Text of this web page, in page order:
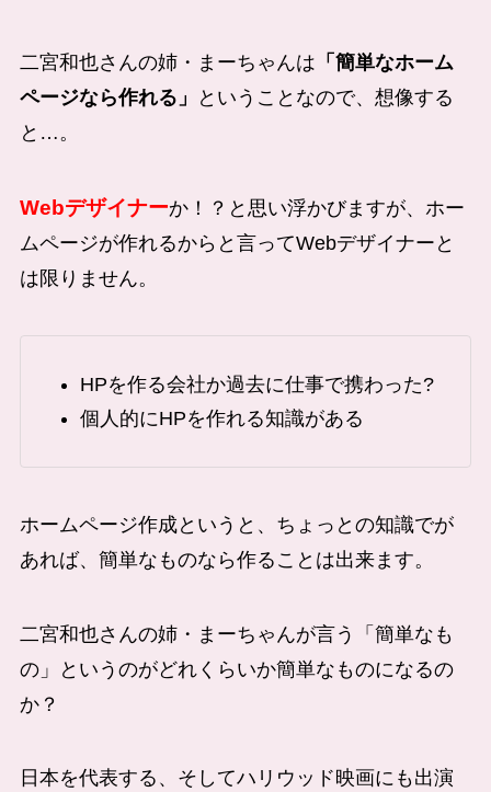
二宮和也さんの姉・まーちゃんは 「簡単なホーム
ページなら作れる」
ということなので、想像する
と…。
Webデザイナーか！？と思い浮かびますが、ホー
ムページが作れるからと言ってWebデザイナーと
は限りません。
HPを作る会社か過去に仕事で携わった?
個人的にHPを作れる知識がある
ホームページ作成というと、ちょっとの知識でが
あれば、簡単なものなら作ることは出来ます。
二宮和也さんの姉・まーちゃんが言う「簡単なも
の」というのがどれくらいか簡単なものになるの
か？
日本を代表する、そしてハリウッド映画にも出演